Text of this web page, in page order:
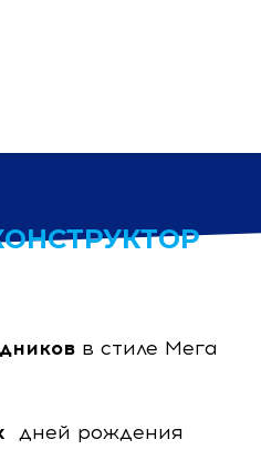
в стиле Мега
дней рождения